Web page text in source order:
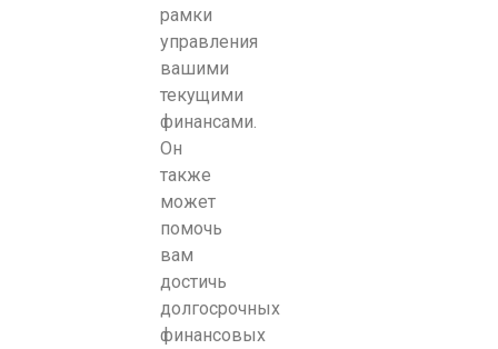
рамки
управления
вашими
текущими
финансами.
Он
также
может
помочь
вам
достичь
долгосрочных
финансовых